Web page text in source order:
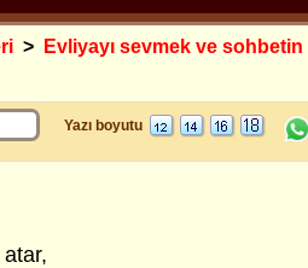
>
Evliyayı sevmek ve sohbetin
Yazı boyutu